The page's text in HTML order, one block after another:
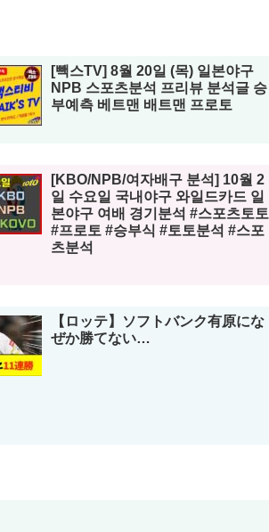
[빽스TV] 8월 20일 (목) 일본야구
NPB 스포츠분석 프리뷰 분석글 승
부예측 베트맨 배트맨 프로토
[KBO/NPB/여자배구 분석] 10월 2
일 수요일 국내야구 와일드카드 일
본야구 여배 경기분석 #스포츠토토
#프로토 #승부식 #토토분석 #스포
츠분석
【ロッテ】ソフトバンク有原にな
ぜか勝てない…